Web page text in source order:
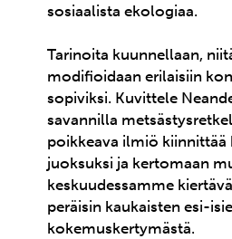
sosiaalista ekologiaa.
Tarinoita kuunnellaan,
modifioidaan erilaisiin
sopiviksi. Kuvittele
savannilla
poikkeava ilmiö
juoksuksi ja kertomaan
keskuudessamme
peräisin kaukaisten esi-
kokemuskertymästä.